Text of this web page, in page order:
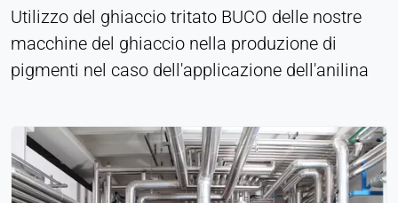
Utilizzo del ghiaccio tritato BUCO delle nostre
macchine del ghiaccio nella produzione di
pigmenti nel caso dell'applicazione dell'anilina